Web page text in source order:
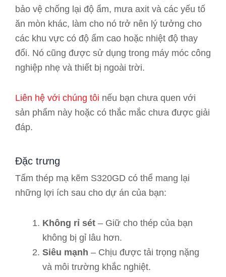
bảo vệ chống lại độ ẩm, mưa axit và các yếu tố
ăn mòn khác, làm cho nó trở nên lý tưởng cho
các khu vực có độ ẩm cao hoặc nhiệt độ thay
đổi. Nó cũng được sử dụng trong máy móc công
nghiệp nhẹ và thiết bị ngoài trời.
Liên hệ với chúng tôi nếu bạn chưa quen với
sản phẩm này hoặc có thắc mắc chưa được giải
đáp.
Đặc trưng
Tấm thép mạ kẽm S320GD có thể mang lại
những lợi ích sau cho dự án của bạn:
Không rỉ sét – Giữ cho thép của bạn
không bị gỉ lâu hơn.
Siêu mạnh – Chịu được tải trọng nặng
và môi trường khắc nghiệt.